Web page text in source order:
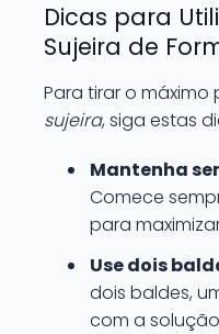
Dicas para
Sujeira de
Para tirar o máximo
sujeira, siga estas
Mantenha
Comece
para
Use dois
dois baldes,
com a